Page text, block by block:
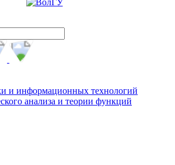
и информационных технологий
анализа и теории функций